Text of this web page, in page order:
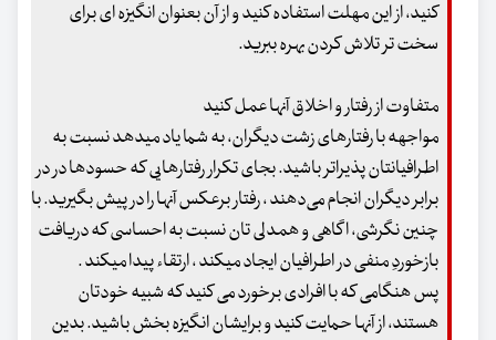
کنید، از این مهلت استفاده کنید و از آن بعنوان انگیزه ای برای
سخت تر تلاش کردن بهره ببرید.
متفاوت از رفتار و اخلاق آنها عمل کنید
مواجهه با رفتارهای زشت دیگران، به شما یاد میدهد نسبت به
اطرافیانتان پذیراتر باشید. بجای تکرار رفتارهایی که حسودها در در
برابر دیگران انجام می‌دهند ، رفتار برعکس آنها را در پیش بگیرید. با
چنین نگرشی، اگاهی و همدلی تان نسبت به احساسی که دریافت
بازخوردِ منفی در اطرافیان ایجاد میکند ، ارتقاء پیدا میکند .
پس هنگامی که با افرادی برخورد می کنید که شبیه خودتان
هستند، از آنها حمایت کنید و برایشان انگیزه بخش باشید. بدین